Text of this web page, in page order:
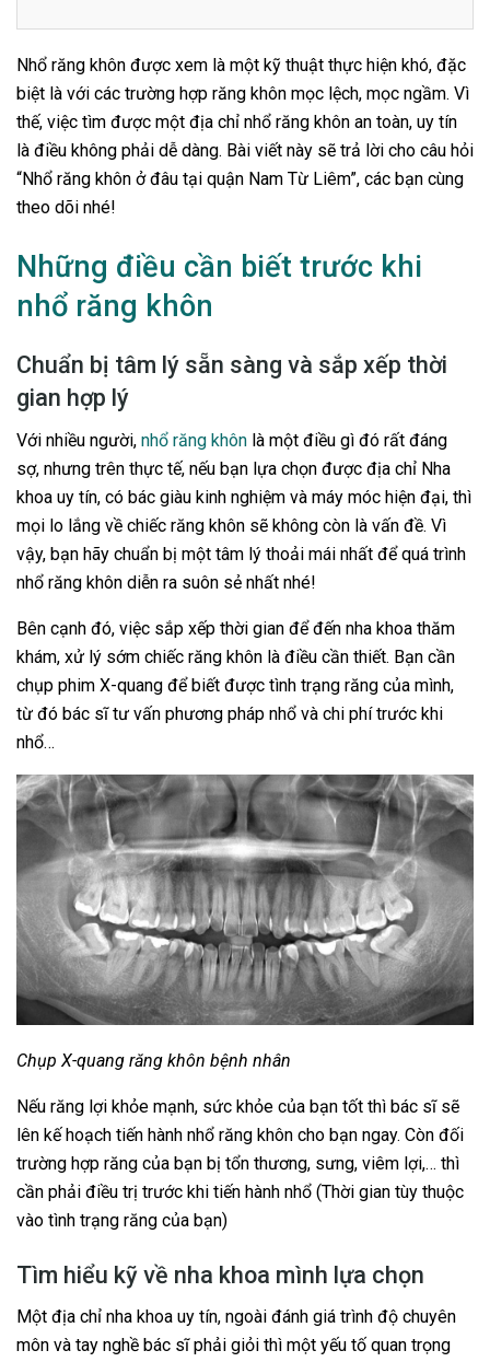
Nhổ răng khôn được xem là một kỹ thuật thực hiện khó, đặc
biệt là với các trường hợp răng khôn mọc lệch, mọc ngầm. Vì
thế, việc tìm được một địa chỉ nhổ răng khôn an toàn, uy tín
là điều không phải dễ dàng. Bài viết này sẽ trả lời cho câu hỏi
“Nhổ răng khôn ở đâu tại quận Nam Từ Liêm”, các bạn cùng
theo dõi nhé!
Những điều cần biết trước khi
nhổ răng khôn
Chuẩn bị tâm lý sẵn sàng và sắp xếp thời
gian hợp lý
Với nhiều người, nhổ răng khôn là một điều gì đó rất đáng
sợ, nhưng trên thực tế, nếu bạn lựa chọn được địa chỉ Nha
khoa uy tín, có bác giàu kinh nghiệm và máy móc hiện đại, thì
mọi lo lắng về chiếc răng khôn sẽ không còn là vấn đề. Vì
vậy, bạn hãy chuẩn bị một tâm lý thoải mái nhất để quá trình
nhổ răng khôn diễn ra suôn sẻ nhất nhé!
Bên cạnh đó, việc sắp xếp thời gian để đến nha khoa thăm
khám, xử lý sớm chiếc răng khôn là điều cần thiết. Bạn cần
chụp phim X-quang để biết được tình trạng răng của mình,
từ đó bác sĩ tư vấn phương pháp nhổ và chi phí trước khi
nhổ…
Chụp X-quang răng khôn bệnh nhân
Nếu răng lợi khỏe mạnh, sức khỏe của bạn tốt thì bác sĩ sẽ
lên kế hoạch tiến hành nhổ răng khôn cho bạn ngay. Còn đối
trường hợp răng của bạn bị tổn thương, sưng, viêm lợi,… thì
cần phải điều trị trước khi tiến hành nhổ (Thời gian tùy thuộc
vào tình trạng răng của bạn)
Tìm hiểu kỹ về nha khoa mình lựa chọn
Một địa chỉ nha khoa uy tín, ngoài đánh giá trình độ chuyên
môn và tay nghề bác sĩ phải giỏi thì một yếu tố quan trọng